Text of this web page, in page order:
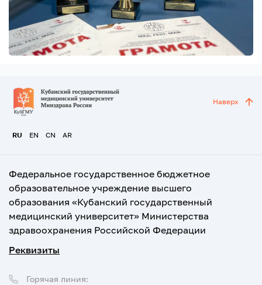
RU EN CN AR
Наверх
Федеральное государственное бюджетное
образовательное учреждение высшего
образования «Кубанский государственный
медицинский университет» Министерства
здравоохранения Российской Федерации
Реквизиты
Горячая линия: